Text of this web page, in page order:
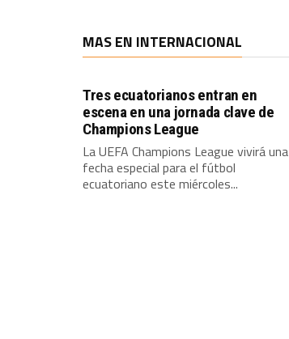
MAS EN INTERNACIONAL
Tres ecuatorianos entran en
escena en una jornada clave de
Champions League
La UEFA Champions League vivirá una
fecha especial para el fútbol
ecuatoriano este miércoles...